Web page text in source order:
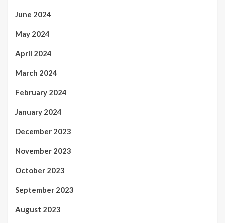
June 2024
May 2024
April 2024
March 2024
February 2024
January 2024
December 2023
November 2023
October 2023
September 2023
August 2023